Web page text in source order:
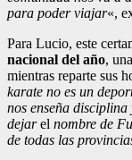
para poder viajar«,
Para Lucio, este
nacional del año,
mientras reparte sus
karate no es un
nos enseña
dejarel nombre de
de todas las